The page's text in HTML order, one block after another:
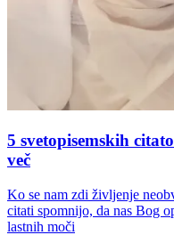
5 svetopisemskih
več
Ko se nam zdi življenje
citati spomnijo, da nas Bog
lastnih moči